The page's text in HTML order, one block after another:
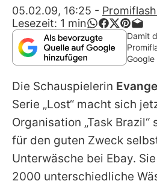
App
Team
Redaktionelle
Utiq
05.02.09, 16:25 -
Lesezeit: 1 min
Damit
Google
Die Schauspielerin
Serie „Lost“ macht sich
Organisation „Task
für den guten Zweck
Unterwäsche bei Ebay.
2000 unterschiedliche